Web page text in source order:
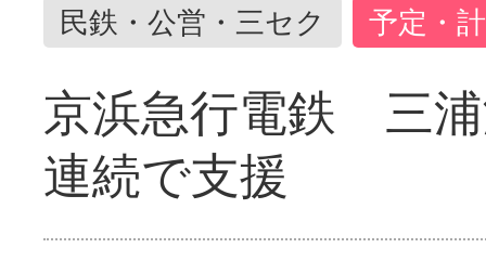
民鉄・公営・三セク 予定・
京浜急行電鉄 三
連続で支援